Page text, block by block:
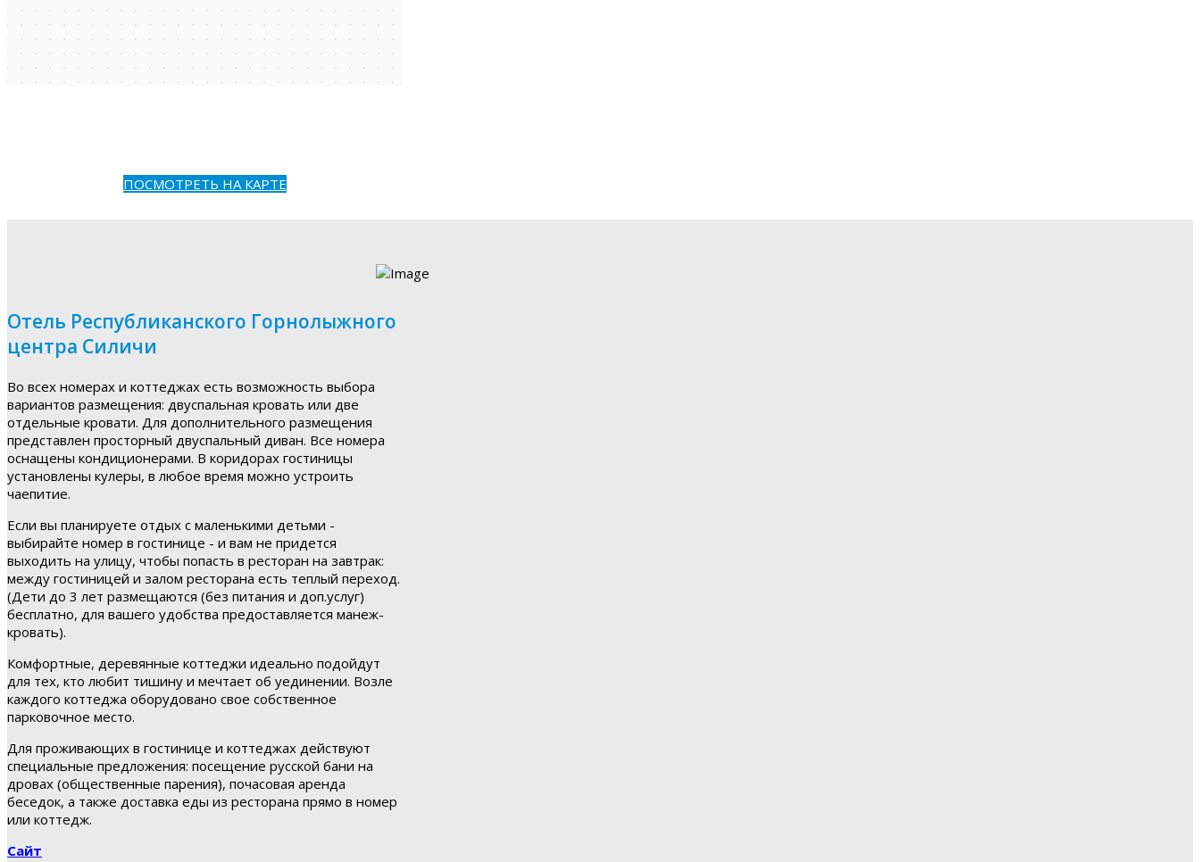
ПОСМОТРЕТЬ НА КАРТЕ
Отель Республиканского Горнолыжного
центра Силичи
Во всех номерах и коттеджах есть возможность выбора
вариантов размещения: двуспальная кровать или две
отдельные кровати. Для дополнительного размещения
представлен просторный двуспальный диван. Все номера
оснащены кондиционерами. В коридорах гостиницы
установлены кулеры, в любое время можно устроить
чаепитие.
Если вы планируете отдых с маленькими детьми -
выбирайте номер в гостинице - и вам не придется
выходить на улицу, чтобы попасть в ресторан на завтрак:
между гостиницей и залом ресторана есть теплый переход.
(Дети до 3 лет размещаются (без питания и доп.услуг)
бесплатно, для вашего удобства предоставляется манеж-
кровать).
Комфортные, деревянные коттеджи идеально подойдут
для тех, кто любит тишину и мечтает об уединении. Возле
каждого коттеджа оборудовано свое собственное
парковочное место.
Для проживающих в гостинице и коттеджах действуют
специальные предложения: посещение русской бани на
дровах (общественные парения), почасовая аренда
беседок, а также доставка еды из ресторана прямо в номер
или коттедж.
Сайт